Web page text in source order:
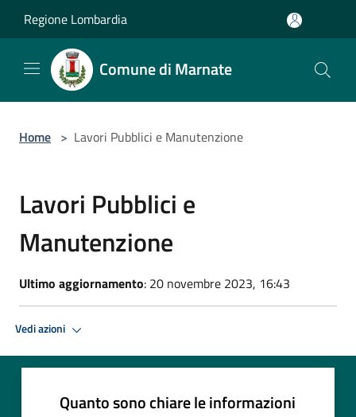
Regione Lombardia
Comune di Marnate
Home > Lavori Pubblici e Manutenzione
Lavori Pubblici e
Manutenzione
Ultimo aggiornamento: 20 novembre 2023, 16:43
Vedi azioni
Quanto sono chiare le informazioni